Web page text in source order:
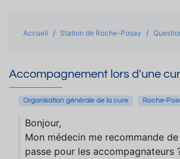
Accueil Station de Roche-Posay
Accompagnement lors d'une
Organisation générale de la cure Roche-
Bonjour,
Mon médecin me recommande
passe pour les accompagnateurs